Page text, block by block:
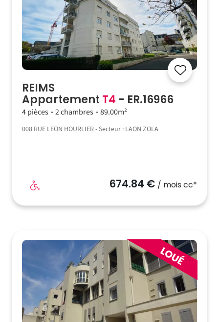
REIMS
Appartement T4 - ER.16966
4 pièces 2 chambres 89.00m²
008 RUE LEON HOURLIER - Secteur : LAON ZOLA
674.84 € / mois cc*